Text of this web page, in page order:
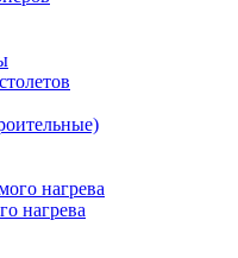
нагрева
нагрева